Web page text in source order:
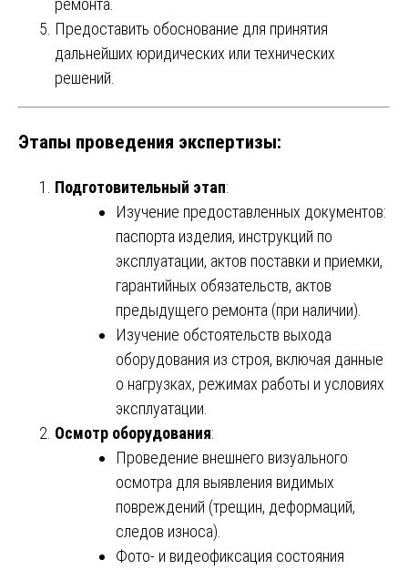
ремонта.
Предоставить обоснование для принятия
дальнейших юридических или технических
решений.
Этапы проведения экспертизы:
Подготовительный этап:
Изучение предоставленных документов:
паспорта изделия, инструкций по
эксплуатации, актов поставки и приемки,
гарантийных обязательств, актов
предыдущего ремонта (при наличии).
Изучение обстоятельств выхода
оборудования из строя, включая данные
о нагрузках, режимах работы и условиях
эксплуатации.
Осмотр оборудования:
Проведение внешнего визуального
осмотра для выявления видимых
повреждений (трещин, деформаций,
следов износа).
Фото- и видеофиксация состояния